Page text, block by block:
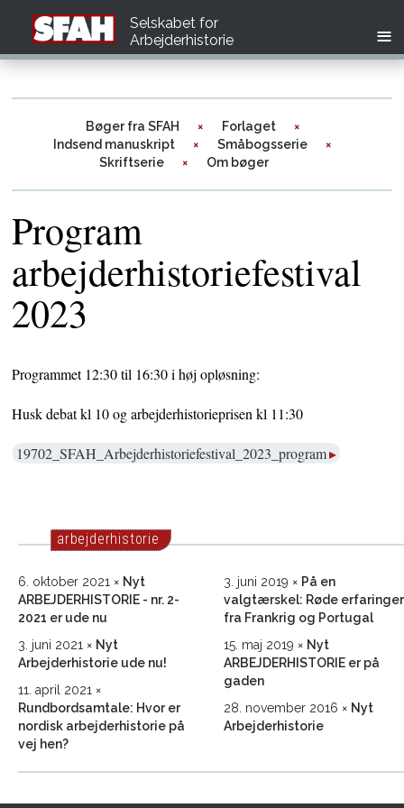
Selskabet for
Arbejderhistorie
Bøger fra SFAH
Forlaget
Indsend manuskript
Småbogsserie
Skriftserie
Om bøger
Program
arbejderhistoriefestival
2023
Programmet 12:30 til 16:30 i høj opløsning:
Husk debat kl 10 og arbejderhistorieprisen kl 11:30
19702_SFAH_Arbejderhistoriefestival_2023_program
arbejderhistorie
6. oktober 2021
Nyt
ARBEJDERHISTORIE - nr. 2-
2021 er ude nu
3. juni 2021
Nyt
Arbejderhistorie ude nu!
11. april 2021
Rundbordsamtale: Hvor er
nordisk arbejderhistorie på
vej hen?
3. juni 2019
På en
valgtærskel: Røde erfaringer
fra Frankrig og Portugal
15. maj 2019
Nyt
ARBEJDERHISTORIE er på
gaden
28. november 2016
Nyt
Arbejderhistorie